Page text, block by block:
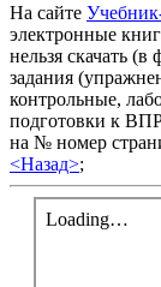
На сайте
электронные
нельзя скачать
задания
контрольные,
подготовки к
на № номер
<Назад>;